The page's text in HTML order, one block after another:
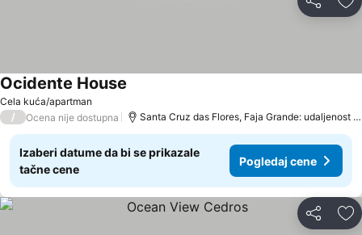
Deli
Cela kuća/apartman
Ocidente House
/ Ocena nije dostupna Santa Cruz das Flores, Faja Grande: udaljenost 11.6 km
Izaberi datume da bi se prikazale
tačne cene
Pogledaj cene
Deli